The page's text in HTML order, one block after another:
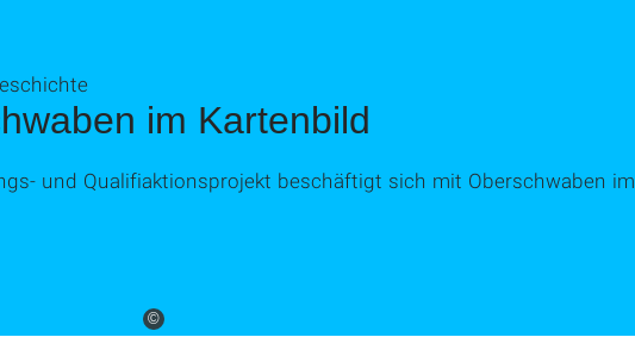
©
im Kartenbild
und Qualifiaktionsprojekt beschäftigt sich mit Oberschwaben im